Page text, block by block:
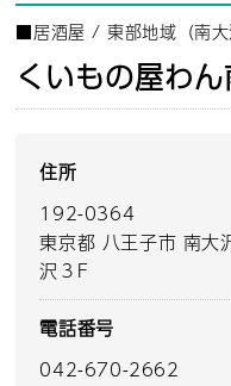
■居酒屋 /東部地域（南
くいもの屋わ
住所
192-0364
東京都 八王子市 南
沢３F
電話番号
042-670-2662